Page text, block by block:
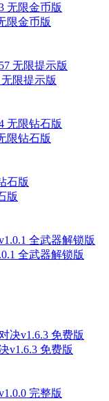
限金币版
限提示版
限钻石版
版
全武器解锁版
v1.6.3 免费版